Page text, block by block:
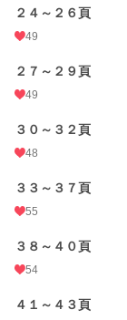
２４～２６頁
49
２７～２９頁
49
３０～３２頁
48
３３～３７頁
55
３８～４０頁
54
４１～４３頁